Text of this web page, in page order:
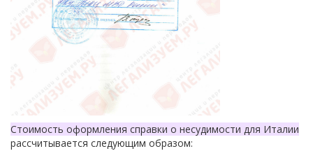
Стоимость оформления справки о несудимости для Италии
рассчитывается следующим образом: